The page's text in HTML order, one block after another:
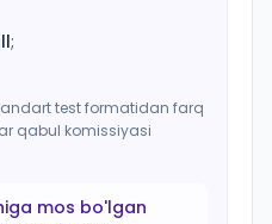
;
test formatidan farq
qabul komissiyasi
mos bo'lgan